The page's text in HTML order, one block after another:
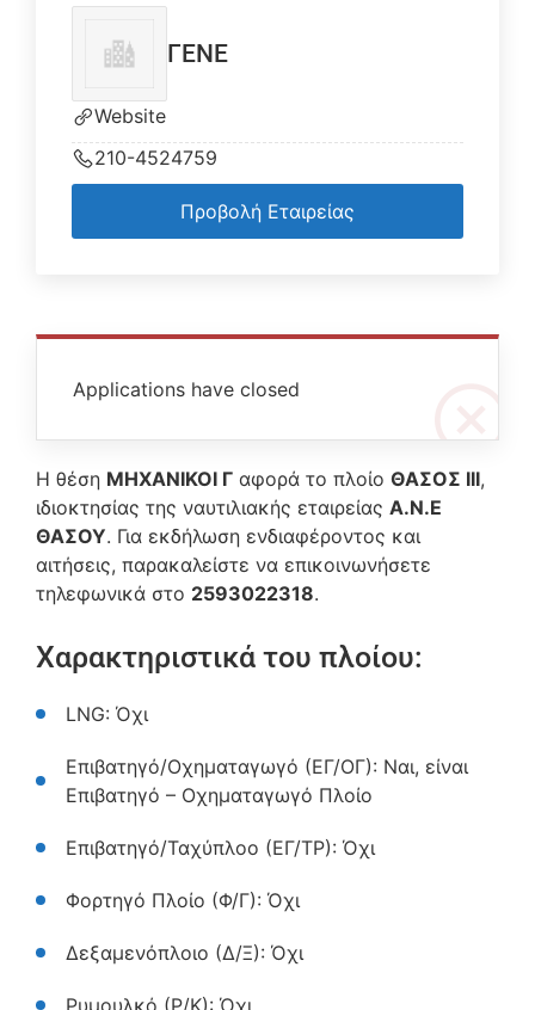
Applications have closed
Η θέση ΜΗΧΑΝΙΚΟΙ Γ αφορά το πλοίο ΘΑΣΟΣ ΙΙΙ,
ιδιοκτησίας της ναυτιλιακής εταιρείας Α.Ν.Ε
ΘΑΣΟΥ. Για εκδήλωση ενδιαφέροντος και
αιτήσεις, παρακαλείστε να επικοινωνήσετε
τηλεφωνικά στο 2593022318.
Χαρακτηριστικά του πλοίου:
LNG: Όχι
Επιβατηγό/Οχηματαγωγό (ΕΓ/ΟΓ): Ναι, είναι
Επιβατηγό – Οχηματαγωγό Πλοίο
Επιβατηγό/Ταχύπλοο (ΕΓ/ΤΡ): Όχι
Φορτηγό Πλοίο (Φ/Γ): Όχι
Δεξαμενόπλοιο (Δ/Ξ): Όχι
ΓΕΝΕ
Website
210-4524759
Προβολή Εταιρείας